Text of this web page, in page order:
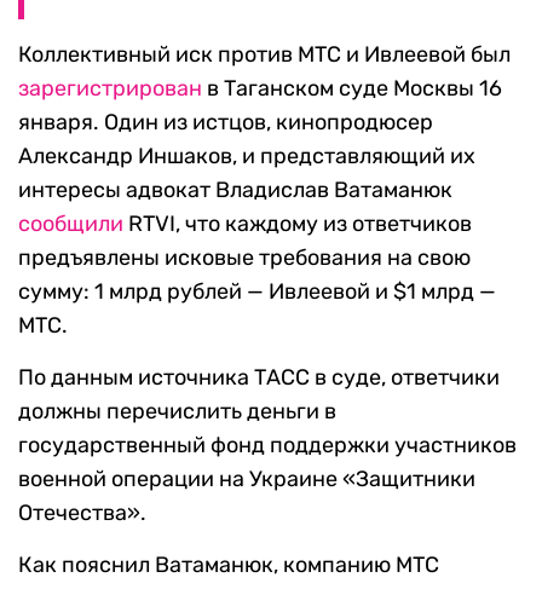
Коллективный иск против МТС и Ивлеевой был
зарегистрирован в Таганском суде Москвы 16
января. Один из истцов, кинопродюсер
Александр Иншаков, и представляющий их
интересы адвокат Владислав Ватаманюк
сообщили RTVI, что каждому из ответчиков
предъявлены исковые требования на свою
сумму: 1 млрд рублей — Ивлеевой и $1 млрд —
МТС.
По данным источника ТАСС в суде, ответчики
должны перечислить деньги в
государственный фонд поддержки участников
военной операции на Украине «Защитники
Отечества».
Как пояснил Ватаманюк, компанию МТС